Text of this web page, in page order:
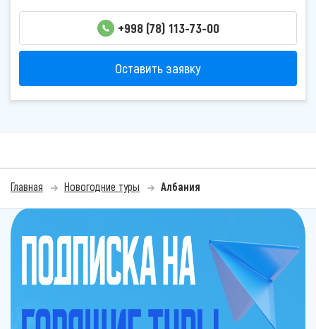
+998 (78) 113-73-00
Оставить заявку
Главная Новогодние туры Албания